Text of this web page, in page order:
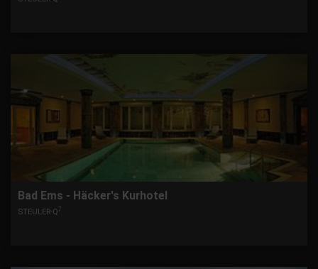
Bad Ems - Häcker's Kurhotel
STEULER-Q7